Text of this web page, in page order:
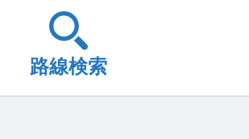
路線検索